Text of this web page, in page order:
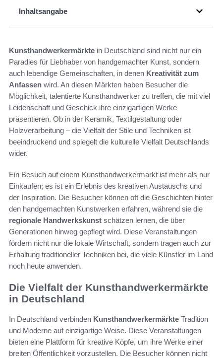
Inhaltsangabe
Kunsthandwerkermärkte in Deutschland sind nicht nur ein
Paradies für Liebhaber von handgemachter Kunst, sondern
auch lebendige Gemeinschaften, in denen Kreativität zum
Anfassen wird. An diesen Märkten haben Besucher die
Möglichkeit, talentierte Kunsthandwerker zu treffen, die mit viel
Leidenschaft und Geschick ihre einzigartigen Werke
präsentieren. Ob in der Keramik, Textilgestaltung oder
Holzverarbeitung – die Vielfalt der Stile und Techniken ist
beeindruckend und spiegelt die kulturelle Vielfalt Deutschlands
wider.
Ein Besuch auf einem Kunsthandwerkermarkt ist mehr als nur
Einkaufen; es ist ein Erlebnis des kreativen Austauschs und
der Inspiration. Die Besucher können oft die Geschichten hinter
den handgemachten Kunstwerken erfahren, während sie die
regionale Handwerkskunst schätzen lernen, die über
Generationen hinweg gepflegt wird. Diese Veranstaltungen
fördern nicht nur die lokale Wirtschaft, sondern tragen auch zur
Erhaltung traditioneller Techniken bei, die viele Künstler im Land
noch heute anwenden.
Die Vielfalt der Kunsthandwerkermärkte
in Deutschland
In Deutschland verbinden Kunsthandwerkermärkte Tradition
und Moderne auf einzigartige Weise. Diese Veranstaltungen
bieten eine Plattform für kreative Köpfe, um ihre Werke einer
breiten Öffentlichkeit vorzustellen. Die Besucher können nicht